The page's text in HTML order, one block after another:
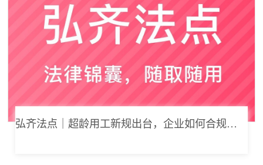
弘齐法点｜超龄用工新规出台，企业如何合规用工